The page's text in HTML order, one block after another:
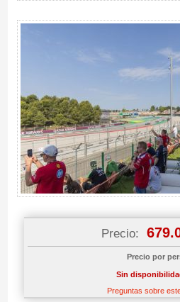
Precio:
Precio por
Sin
Preguntas sobre